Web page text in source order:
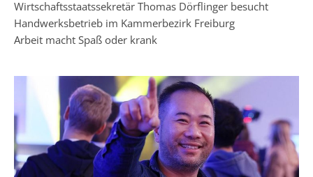
Wirtschaftsstaatssekretär Thomas Dörflinger besucht
Handwerksbetrieb im Kammerbezirk Freiburg
Arbeit macht Spaß oder krank